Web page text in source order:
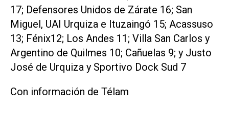
17; Defensores Unidos de Zárate 16; San
Miguel, UAI Urquiza e Ituzaingó 15; Acassuso
13; Fénix12; Los Andes 11; Villa San Carlos y
Argentino de Quilmes 10; Cañuelas 9; y Justo
José de Urquiza y Sportivo Dock Sud 7
Con información de Télam